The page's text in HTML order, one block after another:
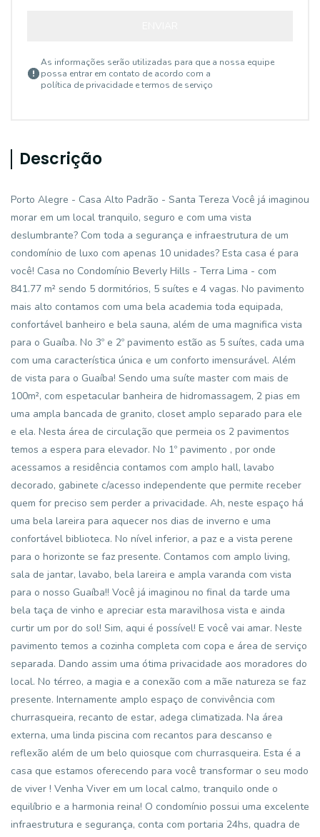
As informações serão utilizadas para que a nossa equipe
possa entrar em contato de acordo com a
política de privacidade e termos de serviço
Descrição
Porto Alegre - Casa Alto Padrão - Santa Tereza Você já imaginou
morar em um local tranquilo, seguro e com uma vista
deslumbrante? Com toda a segurança e infraestrutura de um
condomínio de luxo com apenas 10 unidades? Esta casa é para
você! Casa no Condomínio Beverly Hills - Terra Lima - com
841.77 m² sendo 5 dormitórios, 5 suítes e 4 vagas. No pavimento
mais alto contamos com uma bela academia toda equipada,
confortável banheiro e bela sauna, além de uma magnifica vista
para o Guaíba. No 3º e 2º pavimento estão as 5 suítes, cada uma
com uma característica única e um conforto imensurável. Além
de vista para o Guaíba! Sendo uma suíte master com mais de
100m², com espetacular banheira de hidromassagem, 2 pias em
uma ampla bancada de granito, closet amplo separado para ele
e ela. Nesta área de circulação que permeia os 2 pavimentos
temos a espera para elevador. No 1º pavimento , por onde
acessamos a residência contamos com amplo hall, lavabo
decorado, gabinete c/acesso independente que permite receber
quem for preciso sem perder a privacidade. Ah, neste espaço há
uma bela lareira para aquecer nos dias de inverno e uma
confortável biblioteca. No nível inferior, a paz e a vista perene
para o horizonte se faz presente. Contamos com amplo living,
sala de jantar, lavabo, bela lareira e ampla varanda com vista
para o nosso Guaíba!! Você já imaginou no final da tarde uma
bela taça de vinho e apreciar esta maravilhosa vista e ainda
curtir um por do sol! Sim, aqui é possível! E você vai amar. Neste
pavimento temos a cozinha completa com copa e área de serviço
separada. Dando assim uma ótima privacidade aos moradores do
local. No térreo, a magia e a conexão com a mãe natureza se faz
presente. Internamente amplo espaço de convivência com
churrasqueira, recanto de estar, adega climatizada. Na área
externa, uma linda piscina com recantos para descanso e
reflexão além de um belo quiosque com churrasqueira. Esta é a
casa que estamos oferecendo para você transformar o seu modo
de viver ! Venha Viver em um local calmo, tranquilo onde o
equilíbrio e a harmonia reina! O condomínio possui uma excelente
infraestrutura e segurança, conta com portaria 24hs, quadra de